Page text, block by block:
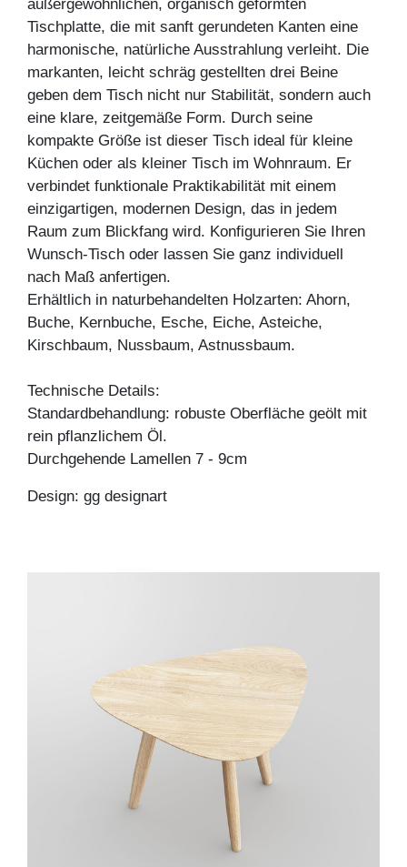
außergewöhnlichen, organisch geformten
Tischplatte, die mit sanft gerundeten Kanten eine
harmonische, natürliche Ausstrahlung verleiht. Die
markanten, leicht schräg gestellten drei Beine
geben dem Tisch nicht nur Stabilität, sondern auch
eine klare, zeitgemäße Form. Durch seine
kompakte Größe ist dieser Tisch ideal für kleine
Küchen oder als kleiner Tisch im Wohnraum. Er
verbindet funktionale Praktikabilität mit einem
einzigartigen, modernen Design, das in jedem
Raum zum Blickfang wird. Konfigurieren Sie Ihren
Wunsch-Tisch oder lassen Sie ganz individuell
nach Maß anfertigen.
Erhältlich in naturbehandelten Holzarten: Ahorn,
Buche, Kernbuche, Esche, Eiche, Asteiche,
Kirschbaum, Nussbaum, Astnussbaum.
Technische Details:
Standardbehandlung: robuste Oberfläche geölt mit
rein pflanzlichem Öl.
Durchgehende Lamellen 7 - 9cm
Design: gg designart